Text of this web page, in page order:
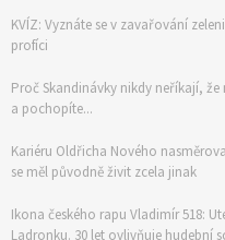
KVÍZ: Vyznáte se v zavařování
profíci
Proč Skandinávky nikdy neříkají,
a pochopíte...
Kariéru Oldřicha Nového
se měl původně živit zcela jinak
Ikona českého rapu Vladimír 518:
Ladronku. 30 let ovlivňuje hudební